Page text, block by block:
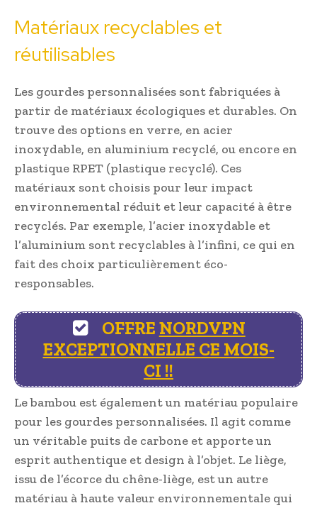
Matériaux recyclables et
réutilisables
Les gourdes personnalisées sont fabriquées à
partir de matériaux écologiques et durables. On
trouve des options en verre, en acier
inoxydable, en aluminium recyclé, ou encore en
plastique RPET (plastique recyclé). Ces
matériaux sont choisis pour leur impact
environnemental réduit et leur capacité à être
recyclés. Par exemple, l’acier inoxydable et
l’aluminium sont recyclables à l’infini, ce qui en
fait des choix particulièrement éco-
responsables.
OFFRE NORDVPN
EXCEPTIONNELLE CE MOIS-
CI !!
Le bambou est également un matériau populaire
pour les gourdes personnalisées. Il agit comme
un véritable puits de carbone et apporte un
esprit authentique et design à l’objet. Le liège,
issu de l’écorce du chêne-liège, est un autre
matériau à haute valeur environnementale qui